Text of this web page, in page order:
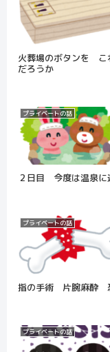
火葬場のボタンを こ
だろうか
プライベートの話
２日目 今度は温泉に
プライベートの話
指の手術 片腕麻酔
プライベートの話